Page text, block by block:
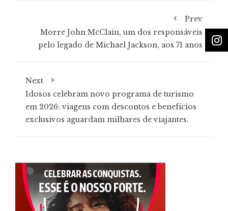
Prev
Morre John McClain, um dos responsáveis
pelo legado de Michael Jackson, aos 71 anos
Next
Idosos celebram novo programa de turismo
em 2026: viagens com descontos e benefícios
exclusivos aguardam milhares de viajantes.